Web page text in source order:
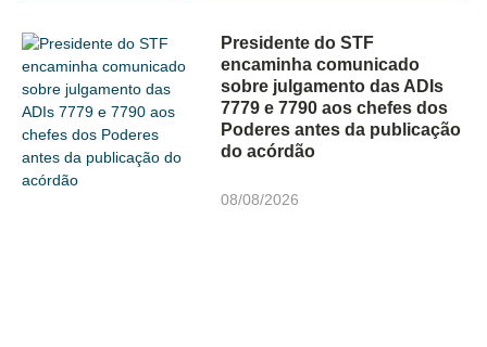
Presidente do STF
encaminha comunicado
sobre julgamento das ADIs
7779 e 7790 aos chefes dos
Poderes antes da publicação
do acórdão
08/08/2026